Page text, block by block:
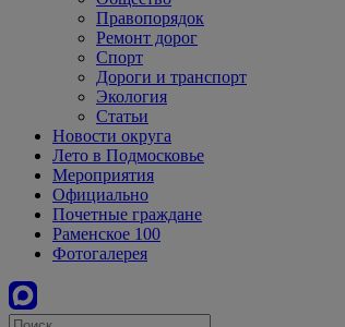
Правопорядок
Ремонт дорог
Спорт
Дороги и транспорт
Экология
Статьи
Новости округа
Лето в Подмосковье
Мероприятия
Официально
Почетные граждане
Раменское 100
Фотогалерея